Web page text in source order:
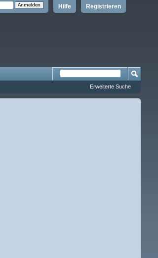
Registrieren
Hilfe
Erweiterte Suche